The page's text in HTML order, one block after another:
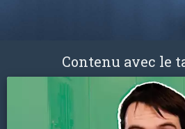
Contenu avec le